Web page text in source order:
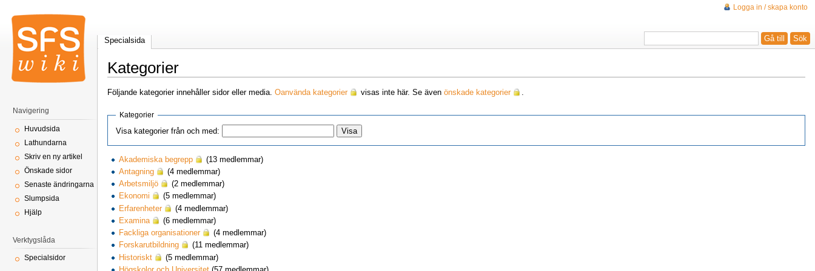
Kategorier
Följande kategorier innehåller sidor eller media. Oanvända kategorier visas inte här. Se även önskade kategorier .
Kategorier
Visa kategorier från och med:
Akademiska begrepp
(13 medlemmar)
Antagning
(4 medlemmar)
Arbetsmiljö
(2 medlemmar)
Ekonomi
(5 medlemmar)
Erfarenheter
(4 medlemmar)
Examina
(6 medlemmar)
Fackliga organisationer
(4 medlemmar)
Forskarutbildning
(11 medlemmar)
Historiskt
(5 medlemmar)
Logga in / skapa konto
Specialsida
Navigering
Huvudsida
Lathundarna
Skriv en ny artikel
Önskade sidor
Senaste ändringarna
Slumpsida
Hjälp
Verktygslåda
Specialsidor